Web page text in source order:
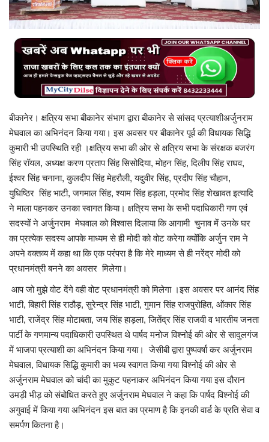
Language
English Hindi
बीकानेर। क्षत्रिय सभा बीकानेर संभाग द्वारा बीकानेर से सांसद प्रत्याशीअर्जुनराम
मेघवाल का अभिनंदन किया गया। इस अवसर पर बीकानेर पूर्व की विधायक सिद्धि
कुमारी भी उपस्थिति रही ।क्षत्रिय सभा की ओर से क्षत्रिय सभा के संरक्षक बजरंग
सिंह रॉयल, अध्यक्ष करण प्रताप सिंह सिसोदिया, मोहन सिंह, दिलीप सिंह राघव,
ईश्वर सिंह चनाना, कुलदीप सिंह मेहरौली, यदुवीर सिंह, प्रदीप सिंह चौहान,
युधिष्ठिर सिंह भाटी, जगमाल सिंह, श्याम सिंह हड़ला, प्रमोद सिंह शेखावत इत्यादि
ने माला पहनकर उनका स्वागत किया। क्षत्रिय सभा के सभी पदाधिकारी गण एवं
सदस्यों ने अर्जुनराम मेघवाल को विश्वास दिलाया कि आगामी चुनाव में उनके घर
का प्रत्येक सदस्य आपके माध्यम से ही मोदी को वोट करेगा क्योंकि अर्जुन राम ने
अपने वक्तव्य में कहा था कि एक परंपरा है कि मेरे माध्यम से ही नरेंद्र मोदी को
प्रधानमंत्री बनने का अवसर मिलेगा।
आप जो मुझे वोट देंगे वही वोट प्रधानमंत्री को मिलेगा ।इस अवसर पर आनंद सिंह
भाटी, बिहारी सिंह राठौड़, सुरेन्द्र सिंह भाटी, गुमान सिंह राजपुरोहित, ओंकार सिंह
भाटी, राजेंद्र सिंह मोटाबता, जय सिंह हाड़ला, जितेंद्र सिंह राजवी व भारतीय जनता
पार्टी के गणमान्य पदाधिकारी उपस्थित थे पार्षद मनोज विश्नोई की ओर से सादुलगंज
में भाजपा प्रत्याशी का अभिनंदन किया गया। जेसीबी द्वारा पुष्पवर्षा कर अर्जुनराम
मेघवाल, विधायक सिद्धि कुमारी का भव्य स्वागत किया गया विश्नोई की ओर से
अर्जुनराम मेघवाल को चांदी का मुकुट पहनाकर अभिनंदन किया गया इस दौरान
उमड़ी भीड़ को संबोधित करते हुए अर्जुनराम मेघवाल ने कहा कि पार्षद विश्नोई की
अगुवाई में किया गया अभिनंदन इस बात का प्रमाण है कि इनकी वार्ड के प्रति सेवा व
समर्पण कितना है।